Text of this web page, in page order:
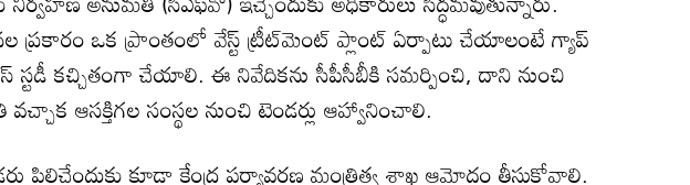
ప్రకారం ఒక ప్రాంతంలో వేస్ట్‌ ట్రీట్‌మెంట్‌ ప్లాంట్‌ ఏర్పాటు చేయాలంటే గ్యాప్‌
స్టడీ కచ్చితంగా చేయాలి. ఈ నివేదికను సీపీసీబీకి సమర్పించి, దాని నుంచి
ఆసక్తిగల సంస్థల నుంచి టెండర్లు ఆహ్వానించాలి.
పిలిచేందుకు కూడా కేంద్ర పర్యావరణ మంత్రిత్వ శాఖ ఆమోదం తీసుకోవాలి.